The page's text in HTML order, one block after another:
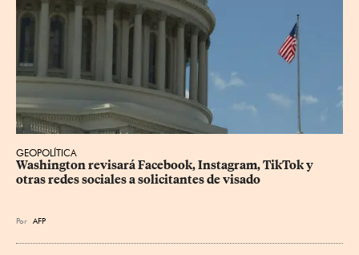
GEOPOLÍTICA
Washington revisará Facebook, Instagram, TikTok y
otras redes sociales a solicitantes de visado
Por AFP